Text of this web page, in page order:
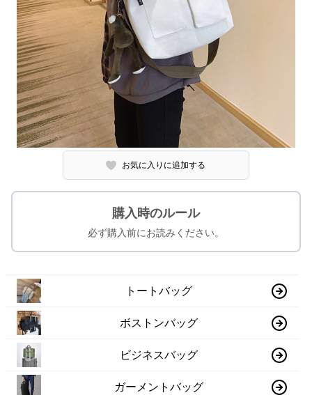
お気に入りに追加する
購入時のルール
必ず購入前にお読みください。
トートバッグ
ボストンバッグ
ビジネスバッグ
ガーメントバッグ